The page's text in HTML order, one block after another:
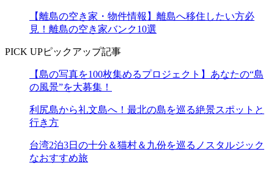
【離島の空き家・物件情報】離島へ移住したい方必
見！離島の空き家バンク10選
PICK UPピックアップ記事
【島の写真を100枚集めるプロジェクト】あなたの“島
の風景”を大募集！
利尻島から礼文島へ！最北の島を巡る絶景スポットと
行き方
台湾2泊3日の十分＆猫村＆九份を巡るノスタルジック
なおすすめ旅